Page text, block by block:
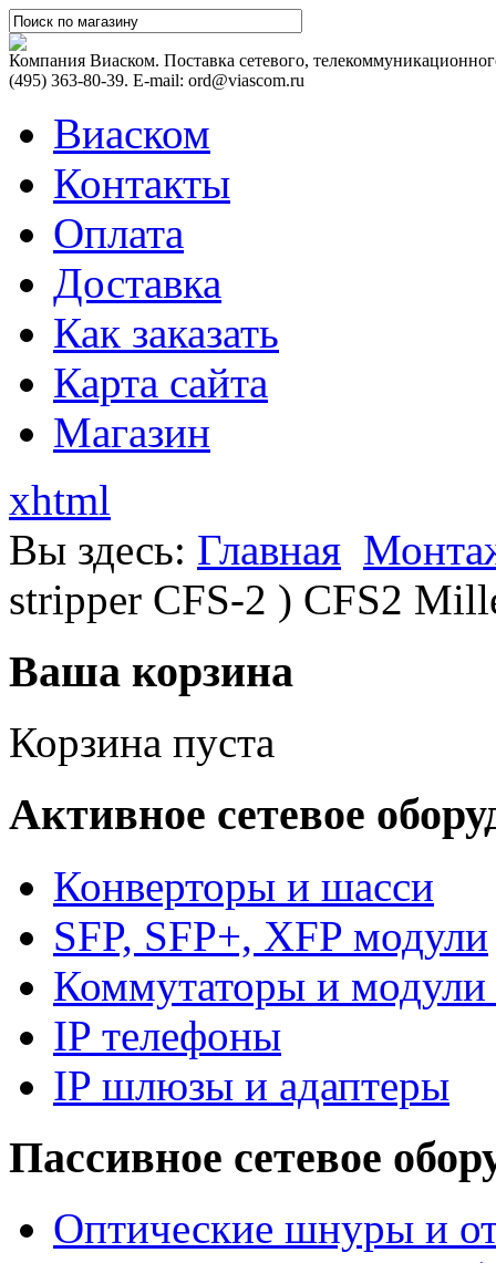
Компания Виаском. Поставка сетевого,
(495) 363-80-39. E-mail: ord@viascom.ru
Виаском
Контакты
Оплата
Доставка
Как заказать
Карта сайта
Магазин
xhtml
Вы здесь: Главная
stripper CFS-2 ) CFS2
Ваша корзина
Корзина пуста
Активное сетевое
Конверторы и шасси
SFP, SFP+, XFP модули
Коммутаторы и модули
IP телефоны
IP шлюзы и адаптеры
Пассивное сетевое
Оптические шнуры и